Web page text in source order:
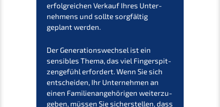
erfolg­rei­chen Verkauf Ihres Unter­
neh­mens und sollte sorgfäl­tig
geplant werden.
Der Generations­wechsel ist ein
sensi­bles Thema, das viel Finger­spit­
zen­ge­fühl erfor­dert. Wenn Sie sich
entschei­den, Ihr Unter­neh­men an
einen Famili­en­an­ge­hö­ri­gen weiter­zu­
ge­ben, müssen Sie sicher­stel­len, dass